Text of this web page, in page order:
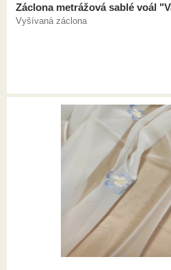
Záclona metrážová sablé voál
Vyšívaná záclona